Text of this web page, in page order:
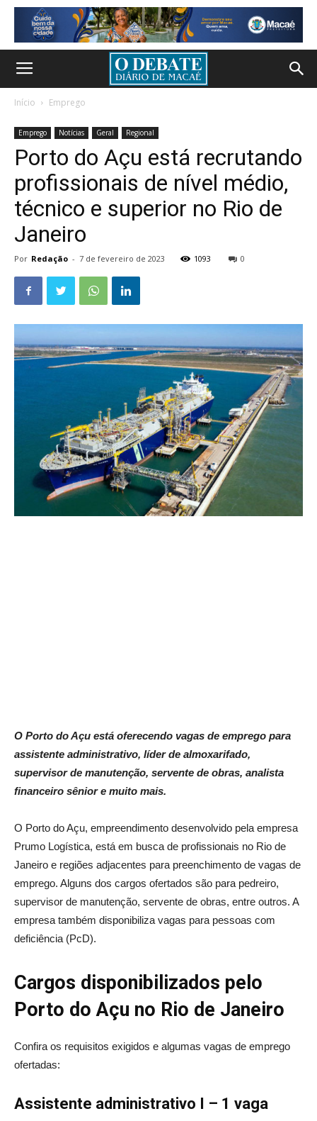
Início Emprego
Emprego Notícias Geral Regional
Porto do Açu está recrutando
profissionais de nível médio,
técnico e superior no Rio de
Janeiro
Por Redação - 7 de fevereiro de 2023 1093 0
O Porto do Açu está oferecendo vagas de emprego para
assistente administrativo, líder de almoxarifado,
supervisor de manutenção, servente de obras, analista
financeiro sênior e muito mais.
O Porto do Açu, empreendimento desenvolvido pela empresa
Prumo Logística, está em busca de profissionais no Rio de
Janeiro e regiões adjacentes para preenchimento de vagas de
emprego. Alguns dos cargos ofertados são para pedreiro,
supervisor de manutenção, servente de obras, entre outros. A
empresa também disponibiliza vagas para pessoas com
deficiência (PcD).
Cargos disponibilizados pelo
Porto do Açu no Rio de Janeiro
Confira os requisitos exigidos e algumas vagas de emprego
ofertadas:
Assistente administrativo I – 1 vaga